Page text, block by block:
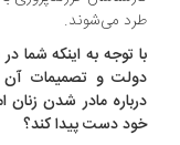
می‌شوند.
توجه به اینکه شما در این
و تصمیمات آن
مادر شدن زنان اما
دست پیدا کند؟